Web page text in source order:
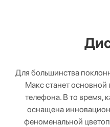
Для большинства
Макс станет
телефона. В то время,
оснащена
феноменальной